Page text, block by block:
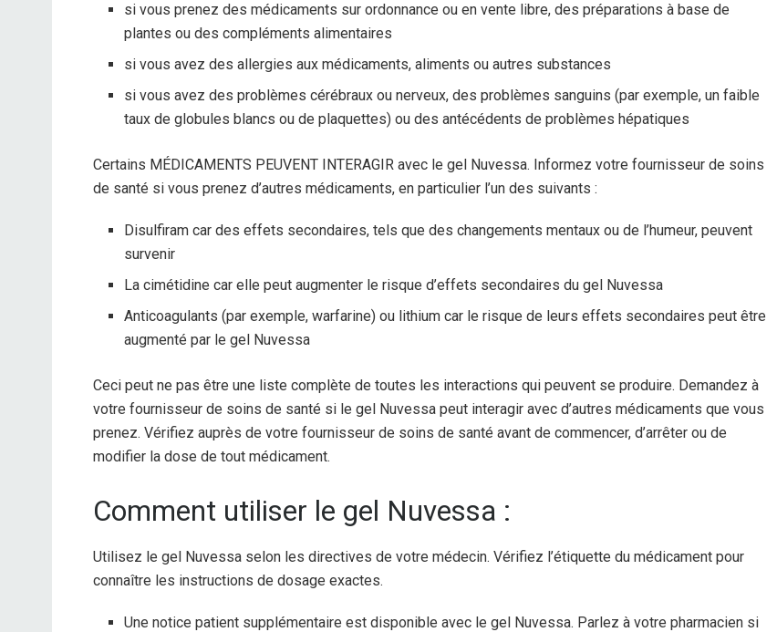
si vous prenez des médicaments sur ordonnance ou en vente libre, des préparations à base de
plantes ou des compléments alimentaires
si vous avez des allergies aux médicaments, aliments ou autres substances
si vous avez des problèmes cérébraux ou nerveux, des problèmes sanguins (par exemple, un faible
taux de globules blancs ou de plaquettes) ou des antécédents de problèmes hépatiques
Certains MÉDICAMENTS PEUVENT INTERAGIR avec le gel Nuvessa. Informez votre fournisseur de soins
de santé si vous prenez d’autres médicaments, en particulier l’un des suivants :
Disulfiram car des effets secondaires, tels que des changements mentaux ou de l’humeur, peuvent
survenir
La cimétidine car elle peut augmenter le risque d’effets secondaires du gel Nuvessa
Anticoagulants (par exemple, warfarine) ou lithium car le risque de leurs effets secondaires peut être
augmenté par le gel Nuvessa
Ceci peut ne pas être une liste complète de toutes les interactions qui peuvent se produire. Demandez à
votre fournisseur de soins de santé si le gel Nuvessa peut interagir avec d’autres médicaments que vous
prenez. Vérifiez auprès de votre fournisseur de soins de santé avant de commencer, d’arrêter ou de
modifier la dose de tout médicament.
Comment utiliser le gel Nuvessa :
Utilisez le gel Nuvessa selon les directives de votre médecin. Vérifiez l’étiquette du médicament pour
connaître les instructions de dosage exactes.
Une notice patient supplémentaire est disponible avec le gel Nuvessa. Parlez à votre pharmacien si